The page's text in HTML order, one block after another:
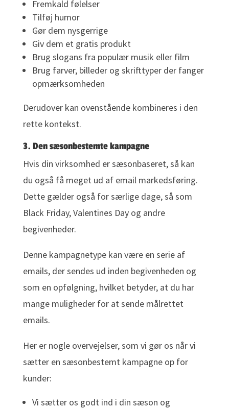
Fremkald følelser
Tilføj humor
Gør dem nysgerrige
Giv dem et gratis produkt
Brug slogans fra populær musik eller film
Brug farver, billeder og skrifttyper der fanger
opmærksomheden
Derudover kan ovenstående kombineres i den
rette kontekst.
3. Den sæsonbestemte kampagne
Hvis din virksomhed er sæsonbaseret, så kan
du også få meget ud af email markedsføring.
Dette gælder også for særlige dage, så som
Black Friday, Valentines Day og andre
begivenheder.
Denne kampagnetype kan være en serie af
emails, der sendes ud inden begivenheden og
som en opfølgning, hvilket betyder, at du har
mange muligheder for at sende målrettet
emails.
Her er nogle overvejelser, som vi gør os når vi
sætter en sæsonbestemt kampagne op for
kunder:
Vi sætter os godt ind i din sæson og